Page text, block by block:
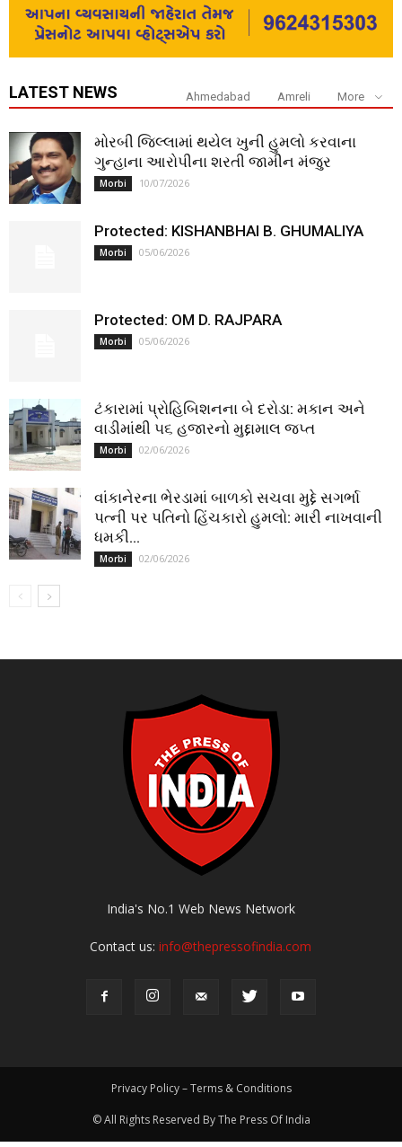
LATEST NEWS Ahmedabad Amreli More
મોરબી જિલ્લામાં થયેલ ખુની હુમલો કરવાના
ગુન્હાના આરોપીના શરતી જામીન મંજુર
Morbi 10/07/2026
Protected: KISHANBHAI B. GHUMALIYA
Morbi 05/06/2026
Protected: OM D. RAJPARA
Morbi 05/06/2026
ટંકારામાં પ્રોહિબિશનના બે દરોડા: મકાન અને
વાડીમાંથી ૫૬ હજારનો મુદ્દામાલ જપ્ત
Morbi 02/06/2026
વાંકાનેરના ભેરડામાં બાળકો સચવા મુદ્દે સગર્ભા
પત્ની પર પતિનો હિંચકારો હુમલો: મારી નાખવાની
ધમકી...
Morbi 02/06/2026
India's No.1 Web News Network
Contact us:info@thepressofindia.com
Privacy Policy – Terms & Conditions
© All Rights Reserved By The Press Of India